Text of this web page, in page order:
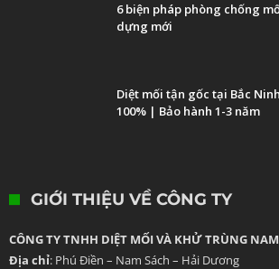
6 biện pháp phòng chống
dựng mới
Diệt mối tận gốc tại Bắc
100% | Bảo hành 1-3 năm
GIỚI THIỆU VỀ CÔNG TY
CÔNG TY TNHH DIỆT MỐI VÀ KHỬ TRÙNG
Địa chỉ: Phú Điền – Nam Sách – Hải Dương